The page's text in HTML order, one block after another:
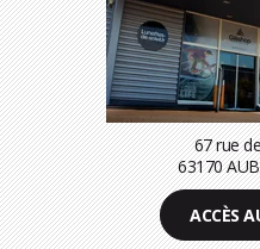
67 rue
63170
ACCÈS